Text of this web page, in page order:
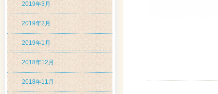
2019年3月
2019年2月
2019年1月
2018年12月
2018年11月